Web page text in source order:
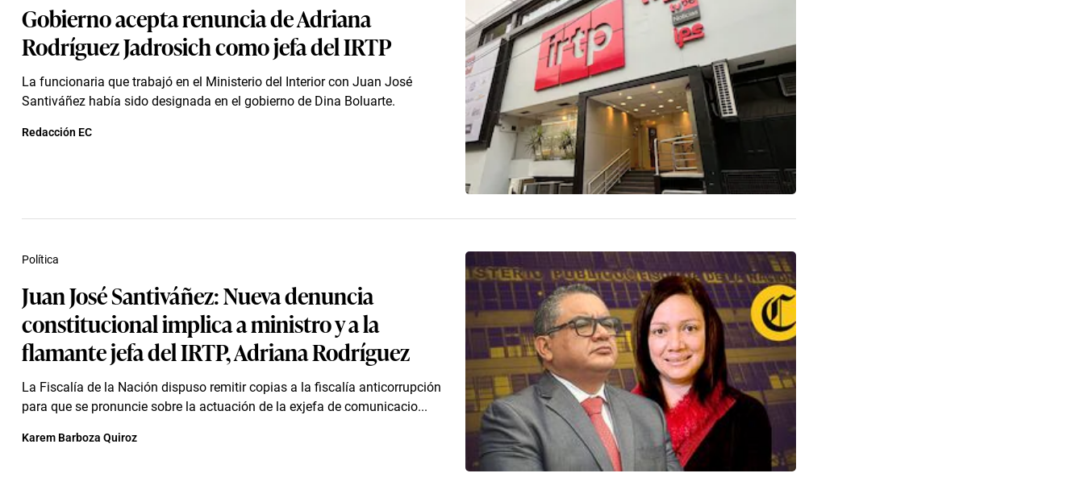
Gobierno acepta renuncia de Adriana
Rodríguez Jadrosich como jefa del IRTP
La funcionaria que trabajó en el Ministerio del Interior con Juan José
Santiváñez había sido designada en el gobierno de Dina Boluarte.
Redacción EC
Juan José Santiváñez: Nueva denuncia
constitucional implica a ministro y a la
flamante jefa del IRTP, Adriana Rodríguez
La Fiscalía de la Nación dispuso remitir copias a la fiscalía anticorrupción
para que se pronuncie sobre la actuación de la exjefa de comunicacio...
Política
Karem Barboza Quiroz